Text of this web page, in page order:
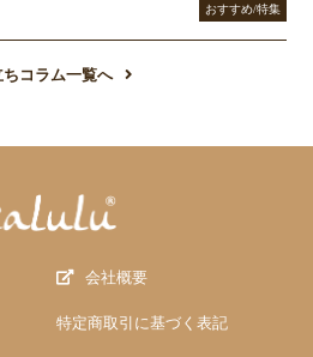
おすすめ/特集
ちコラム一覧へ
会社概要
特定商取引に基づく表記